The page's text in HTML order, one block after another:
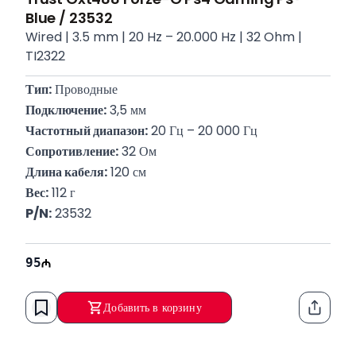
Blue / 23532
Wired | 3.5 mm | 20 Hz – 20.000 Hz | 32 Ohm |
TI2322
Тип: Проводные
Подключение: 3,5 мм
Частотный диапазон: 20 Гц – 20 000 Гц
Сопротивление: 32 Ом
Длина кабеля: 120 см
Вес: 112 г
P/N: 23532
95
Добавить в корзину